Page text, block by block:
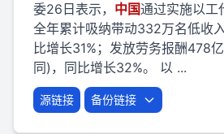
委26日表示， 中国通过实施以
全年累计吸纳带动332万名低收
比增长31%；发放劳务报酬478
同)，同比增长32%。 以 ...
源链接 备份链接